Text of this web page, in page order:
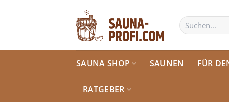
Suchen
nach:
SAUNA SHOP SAUNEN FÜR
RATGEBER